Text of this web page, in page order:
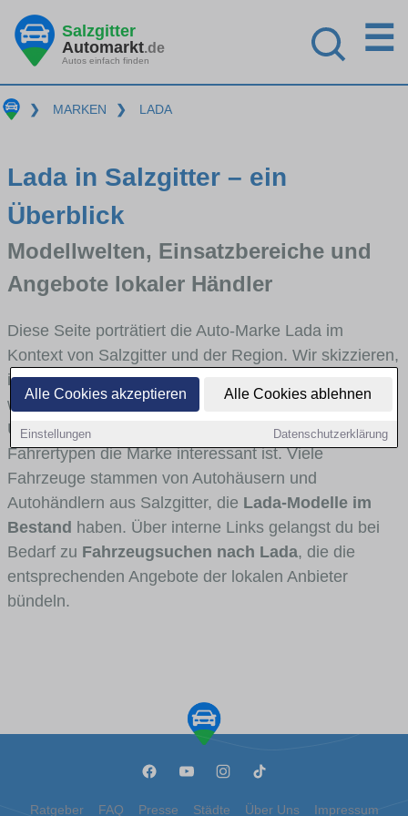
Alle Cookies akzeptieren Alle Cookies ablehnen
Einstellungen Datenschutzerklärung
Salzgitter
Automarkt.de
Autos einfach finden
☰
❯ MARKEN ❯ LADA
Lada in Salzgitter – ein
Überblick
Modellwelten, Einsatzbereiche und
Angebote lokaler Händler
Diese Seite porträtiert die Auto-Marke Lada im
Kontext von Salzgitter und der Region. Wir skizzieren,
in welchen Fahrzeugklassen Lada stark vertreten ist,
welche Modellreihen häufig im Stadt- und
Umlandverkehr zu sehen sind und für welche
Fahrertypen die Marke interessant ist. Viele
Fahrzeuge stammen von Autohäusern und
Autohändlern aus Salzgitter, die Lada-Modelle im
Bestand haben. Über interne Links gelangst du bei
Bedarf zu Fahrzeugsuchen nach Lada, die die
entsprechenden Angebote der lokalen Anbieter
bündeln.
Ratgeber FAQ Presse Städte Über Uns Impressum